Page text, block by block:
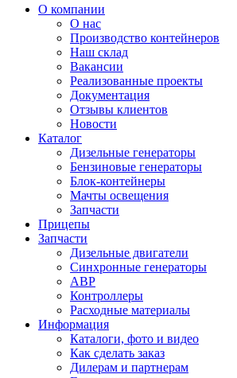
О компании
О нас
Производство контейнеров
Наш склад
Вакансии
Реализованные проекты
Документация
Отзывы клиентов
Новости
Каталог
Дизельные генераторы
Бензиновые генераторы
Блок-контейнеры
Мачты освещения
Запчасти
Прицепы
Запчасти
Дизельные двигатели
Синхронные генераторы
АВР
Контроллеры
Расходные материалы
Информация
Каталоги, фото и видео
Как сделать заказ
Дилерам и партнерам